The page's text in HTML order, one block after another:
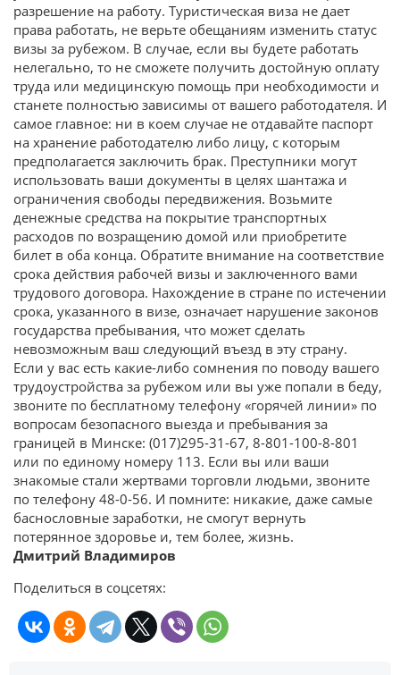
разрешение на работу. Туристическая виза не дает
права работать, не верьте обещаниям изменить статус
визы за рубежом. В случае, если вы будете работать
нелегально, то не сможете получить достойную оплату
труда или медицинскую помощь при необходимости и
станете полностью зависимы от вашего работодателя. И
самое главное: ни в коем случае не отдавайте паспорт
на хранение работодателю либо лицу, с которым
предполагается заключить брак. Преступники могут
использовать ваши документы в целях шантажа и
ограничения свободы передвижения. Возьмите
денежные средства на покрытие транспортных
расходов по возращению домой или приобретите
билет в оба конца. Обратите внимание на соответствие
срока действия рабочей визы и заключенного вами
трудового договора. Нахождение в стране по истечении
срока, указанного в визе, означает нарушение законов
государства пребывания, что может сделать
невозможным ваш следующий въезд в эту страну.
Если у вас есть какие-либо сомнения по поводу вашего
трудоустройства за рубежом или вы уже попали в беду,
звоните по бесплатному телефону «горячей линии» по
вопросам безопасного выезда и пребывания за
границей в Минске: (017)295-31-67, 8-801-100-8-801
или по единому номеру 113. Если вы или ваши
знакомые стали жертвами торговли людьми, звоните
по телефону 48-0-56. И помните: никакие, даже самые
баснословные заработки, не смогут вернуть
потерянное здоровье и, тем более, жизнь.
Дмитрий Владимиров
Поделиться в соцсетях: